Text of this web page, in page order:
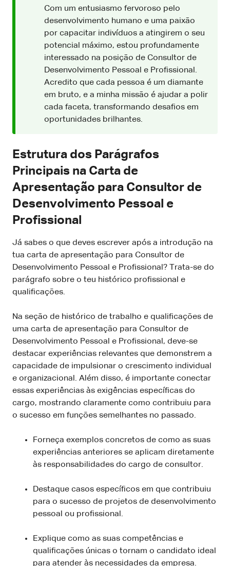
Com um entusiasmo fervoroso pelo
desenvolvimento humano e uma paixão
por capacitar indivíduos a atingirem o seu
potencial máximo, estou profundamente
interessado na posição de Consultor de
Desenvolvimento Pessoal e Profissional.
Acredito que cada pessoa é um diamante
em bruto, e a minha missão é ajudar a polir
cada faceta, transformando desafios em
oportunidades brilhantes.
Estrutura dos Parágrafos
Principais na Carta de
Apresentação para Consultor de
Desenvolvimento Pessoal e
Profissional
Já sabes o que deves escrever após a introdução na
tua carta de apresentação para Consultor de
Desenvolvimento Pessoal e Profissional? Trata-se do
parágrafo sobre o teu histórico profissional e
qualificações.
Na seção de histórico de trabalho e qualificações de
uma carta de apresentação para Consultor de
Desenvolvimento Pessoal e Profissional, deve-se
destacar experiências relevantes que demonstrem a
capacidade de impulsionar o crescimento individual
e organizacional. Além disso, é importante conectar
essas experiências às exigências específicas do
cargo, mostrando claramente como contribuiu para
o sucesso em funções semelhantes no passado.
Forneça exemplos concretos de como as suas
experiências anteriores se aplicam diretamente
às responsabilidades do cargo de consultor.
Destaque casos específicos em que contribuiu
para o sucesso de projetos de desenvolvimento
pessoal ou profissional.
Explique como as suas competências e
qualificações únicas o tornam o candidato ideal
para atender às necessidades da empresa.